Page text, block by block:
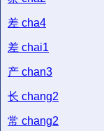
差 cha4
差 chai1
产 chan3
长 chang2
常 chang2